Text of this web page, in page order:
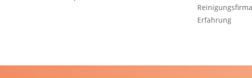
Erfahrung